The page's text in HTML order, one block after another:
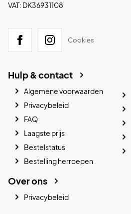
VAT: DK36931108
Cookies
Hulp & contact
Algemene voorwaarden
Privacybeleid
FAQ
Laagste prijs
Bestelstatus
Bestelling herroepen
Over ons
Privacybeleid